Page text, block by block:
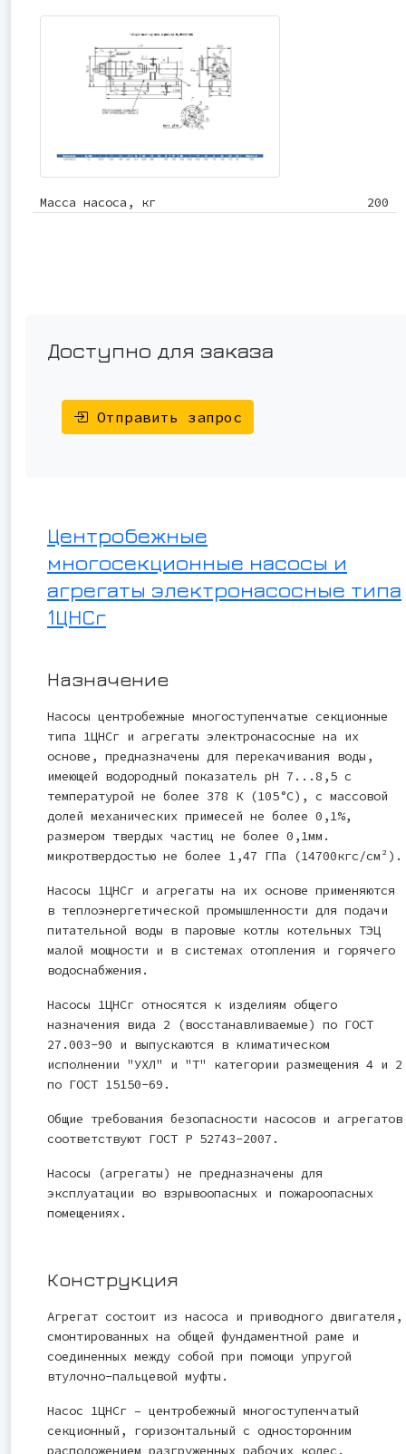
Масса насоса, кг 200
Доступно для заказа
Отправить запрос
Центробежные
многосекционные насосы и
агрегаты электронасосные типа
1ЦНСг
Назначение
Насосы центробежные многоступенчатые секционные
типа 1ЦНСг и агрегаты электронасосные на их
основе, предназначены для перекачивания воды,
имеющей водородный показатель рН 7...8,5 с
температурой не более 378 К (105°С), с массовой
долей механических примесей не более 0,1%,
размером твердых частиц не более 0,1мм.
микротвердостью не более 1,47 ГПа (14700кгс/см²).
Насосы 1ЦНСг и агрегаты на их основе применяются
в теплоэнергетической промышленности для подачи
питательной воды в паровые котлы котельных ТЭЦ
малой мощности и в системах отопления и горячего
водоснабжения.
Насосы 1ЦНСг относятся к изделиям общего
назначения вида 2 (восстанавливаемые) по ГОСТ
27.003-90 и выпускаются в климатическом
исполнении "УХЛ" и "Т" категории размещения 4 и 2
по ГОСТ 15150-69.
Общие требования безопасности насосов и агрегатов
соответствуют ГОСТ Р 52743-2007.
Насосы (агрегаты) не предназначены для
эксплуатации во взрывоопасных и пожароопасных
помещениях.
Конструкция
Агрегат состоит из насоса и приводного двигателя,
смонтированных на общей фундаментной раме и
соединенных между собой при помощи упругой
втулочно-пальцевой муфты.
Насос 1ЦНСг – центробежный многоступенчатый
секционный, горизонтальный с односторонним
расположением разгруженных рабочих колес.